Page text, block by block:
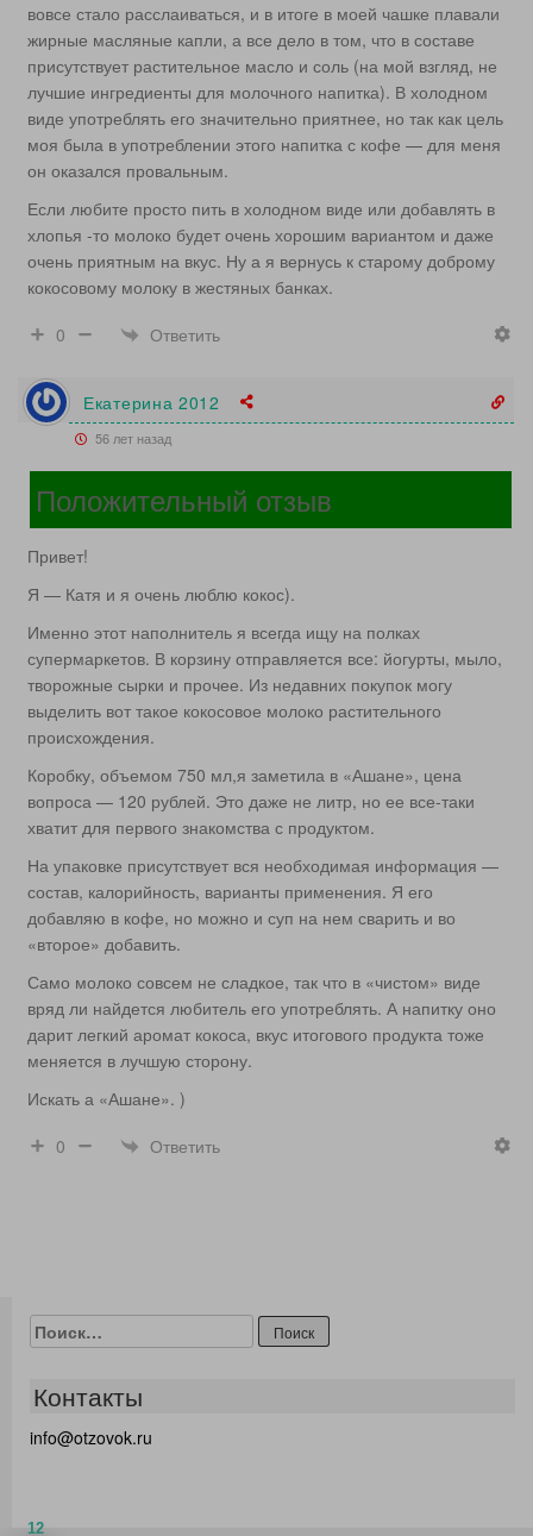
вовсе стало расслаиваться, и в итоге в моей чашке плавали
жирные масляные капли, а все дело в том, что в составе
присутствует растительное масло и соль (на мой взгляд, не
лучшие ингредиенты для молочного напитка). В холодном
виде употреблять его значительно приятнее, но так как цель
моя была в употреблении этого напитка с кофе — для меня
он оказался провальным.
Если любите просто пить в холодном виде или добавлять в
хлопья -то молоко будет очень хорошим вариантом и даже
очень приятным на вкус. Ну а я вернусь к старому доброму
кокосовому молоку в жестяных банках.
0
Ответить
Екатерина 2012
56 лет назад
Положительный отзыв
Привет!
Я — Катя и я очень люблю кокос).
Именно этот наполнитель я всегда ищу на полках
супермаркетов. В корзину отправляется все: йогурты, мыло,
творожные сырки и прочее. Из недавних покупок могу
выделить вот такое кокосовое молоко растительного
происхождения.
Коробку, объемом 750 мл,я заметила в «Ашане», цена
вопроса — 120 рублей. Это даже не литр, но ее все-таки
хватит для первого знакомства с продуктом.
На упаковке присутствует вся необходимая информация —
состав, калорийность, варианты применения. Я его
добавляю в кофе, но можно и суп на нем сварить и во
«второе» добавить.
Само молоко совсем не сладкое, так что в «чистом» виде
вряд ли найдется любитель его употреблять. А напитку оно
дарит легкий аромат кокоса, вкус итогового продукта тоже
меняется в лучшую сторону.
Искать а «Ашане». )
0
Ответить
Найти:
Контакты
info@otzovok.ru
12